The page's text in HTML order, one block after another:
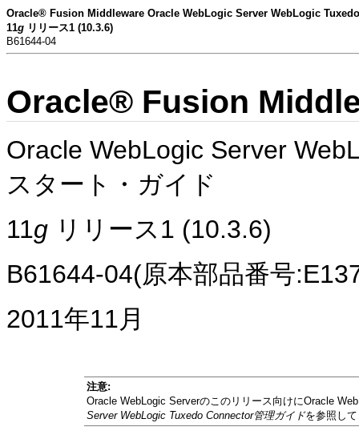
Oracle® Fusion Middleware Oracle WebLogic Server WebLogic
11g リリース1 (10.3.6)
B61644-04
Oracle® Fusion
Oracle WebLogic Server
スタート・ガイド
11g リリース1 (10.3.6)
B61644-04(原本部品番号
2011年11月
注意:
Oracle WebLogic Serverのこのリリース向けにOracle
Server WebLogic Tuxedo Connector管理ガイドを参照し